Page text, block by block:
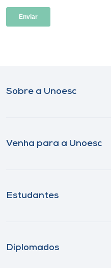
Sobre a Unoesc
Venha para a Unoesc
Estudantes
Diplomados